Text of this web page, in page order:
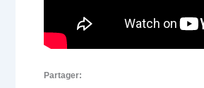
Partager: